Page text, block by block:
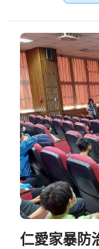
仁愛家暴防